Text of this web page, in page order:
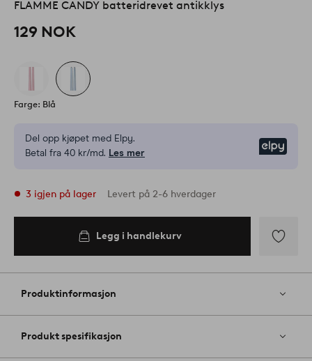
FLAMME CANDY batteridrevet antikklys
129 NOK
Farge: Blå
Del opp kjøpet med Elpy.
Betal fra 40 kr/md. Les mer
3 igjen på lager Levert på 2-6 hverdager
Legg i handlekurv
til
Produktinformasjon
Produkt spesifikasjon